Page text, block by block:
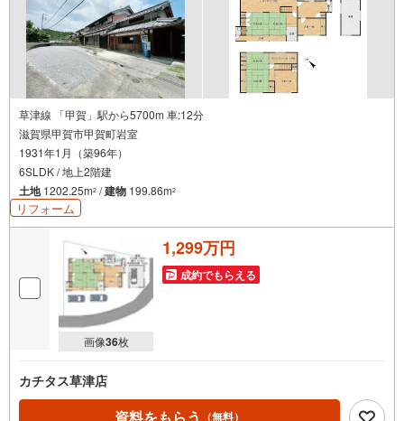
草津線 「甲賀」駅から5700m 車:12分
滋賀県甲賀市甲賀町岩室
1931年1月（築96年）
6SLDK / 地上2階建
土地1202.25m2 /建物 199.86m2
リフォーム
画像36枚
1,299万円
成約でもらえる
カチタス草津店
（無料）